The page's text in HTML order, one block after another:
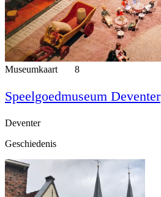
Museumkaart 8
Speelgoedmuseum Deventer
Deventer
Geschiedenis